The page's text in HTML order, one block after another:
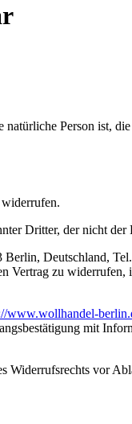
Person ist,
widerrufen.
Dritter, der nicht
Deutschland,
zu
www.wollhandel-
mit
Widerrufsrechts vor